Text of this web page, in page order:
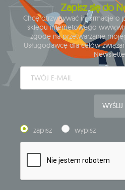
Zapisz się do
Chcę otrzymywać informacje o
sklepu internetowego
zgodę na przetwarzanie
Usługodawcę dla celów
WYŚLIJ
zapisz wypisz